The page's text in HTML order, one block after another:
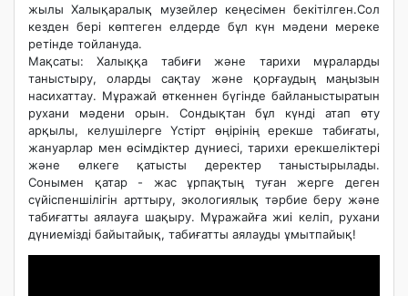
жылы Халықаралық музейлер кеңесімен бекітілген.Сол
кезден бері көптеген елдерде бұл күн мәдени мереке
ретінде тойлануда.
Мақсаты: Халыққа табиғи және тарихи мұраларды
таныстыру, оларды сақтау және қорғаудың маңызын
насихаттау. Мұражай өткеннен бүгінде байланыстыратын
рухани мәдени орын. Сондықтан бұл күнді атап өту
арқылы, келушілерге Үстірт өңірінің ерекше табиғаты,
жануарлар мен өсімдіктер дүниесі, тарихи ерекшеліктері
және өлкеге қатысты деректер таныстырылады.
Сонымен қатар - жас ұрпақтың туған жерге деген
сүйіспеншілігін арттыру, экологиялық тәрбие беру және
табиғатты аялауға шақыру. Мұражайға жиі келіп, рухани
дүниемізді байытайық, табиғатты аялауды ұмытпайық!